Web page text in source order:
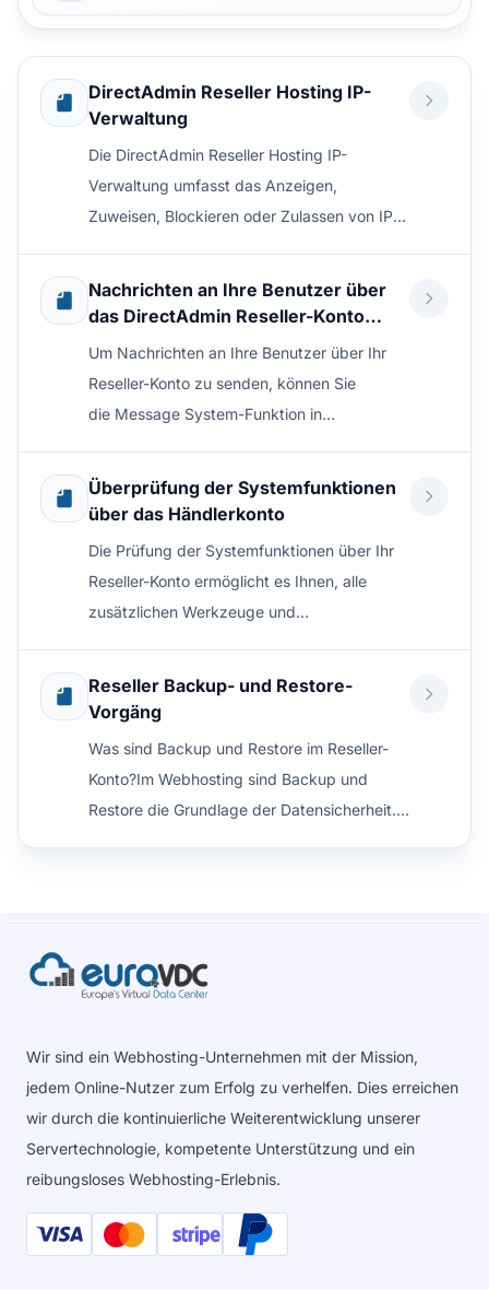
DirectAdmin Reseller Hosting IP-
Verwaltung
Die DirectAdmin Reseller Hosting IP-
Verwaltung umfasst das Anzeigen,
Zuweisen, Blockieren oder Zulassen von IP-
Nachrichten an Ihre Benutzer über
das DirectAdmin Reseller-Konto
senden
Um Nachrichten an Ihre Benutzer über Ihr
Reseller-Konto zu senden, können Sie
die Message System-Funktion in
Überprüfung der Systemfunktionen
über das Händlerkonto
Die Prüfung der Systemfunktionen über Ihr
Reseller-Konto ermöglicht es Ihnen, alle
zusätzlichen Werkzeuge und
Reseller Backup- und Restore-
Vorgäng
Was sind Backup und Restore im Reseller-
Konto?Im Webhosting sind Backup und
Restore die Grundlage der Datensicherheit.
Wir sind ein Webhosting-Unternehmen mit der Mission,
jedem Online-Nutzer zum Erfolg zu verhelfen. Dies erreichen
wir durch die kontinuierliche Weiterentwicklung unserer
Servertechnologie, kompetente Unterstützung und ein
reibungsloses Webhosting-Erlebnis.